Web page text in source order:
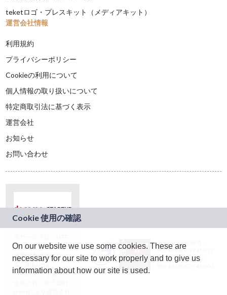
teketロゴ・プレスキット（メディアキット）
運営会社情報
利用規約
プライバシーポリシー
Cookieの利用について
個人情報の取り扱いについて
特定商取引法に基づく表示
運営会社
お知らせ
お問い合わせ
ドコモグループの新
規事業創出プログラ
ム「docomo
STARTUP」を通じて
JASRAC許諾番号：
9024936001Y45037
JASRAC許諾番号：
On our website we use some cookies. These are
necessary for our site to work properly and to give us
information about how our site is used.